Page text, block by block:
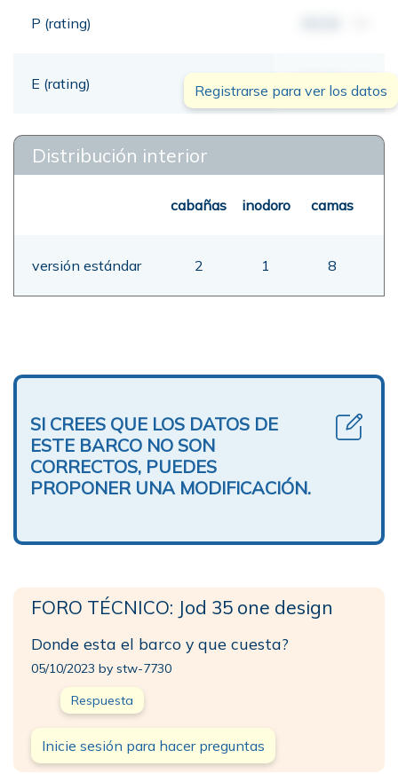
P (rating)
E (rating) 00,00 mt
Registrarse para ver los datos
Distribución interior
cabañas inodoro camas
versión estándar 2 1 8
SI CREES QUE LOS DATOS DE
ESTE BARCO NO SON
CORRECTOS, PUEDES
PROPONER UNA MODIFICACIÓN.
FORO TÉCNICO: Jod 35 one design
Donde esta el barco y que cuesta?
05/10/2023 by stw-7730
Respuesta
Inicie sesión para hacer preguntas